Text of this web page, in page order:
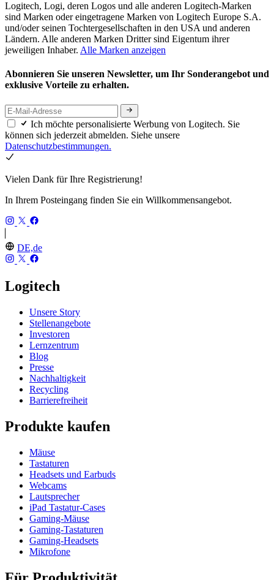
Logitech, Logi, deren Logos und alle anderen Logitech-Marken
sind Marken oder eingetragene Marken von Logitech Europe S.A.
und/oder seinen Tochtergesellschaften in den USA und anderen
Ländern. Alle anderen Marken Dritter sind Eigentum ihrer
jeweiligen Inhaber. Alle Marken anzeigen
Abonnieren Sie unseren Newsletter, um Ihr Sonderangebot und
exklusive Vorteile zu erhalten.
Ich möchte personalisierte Werbung von Logitech. Sie
können sich jederzeit abmelden. Siehe unsere
Datenschutzbestimmungen.
Vielen Dank für Ihre Registrierung!
In Ihrem Posteingang finden Sie ein Willkommensangebot.
DE,de
Logitech
Unsere Story
Stellenangebote
Investoren
Lernzentrum
Blog
Presse
Nachhaltigkeit
Recycling
Barrierefreiheit
Produkte kaufen
Mäuse
Tastaturen
Headsets und Earbuds
Webcams
Lautsprecher
iPad Tastatur-Cases
Gaming-Mäuse
Gaming-Tastaturen
Gaming-Headsets
Mikrofone